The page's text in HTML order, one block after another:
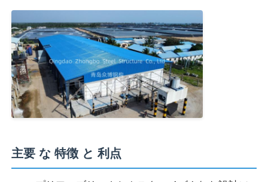
主要 な 特徴 と 利点